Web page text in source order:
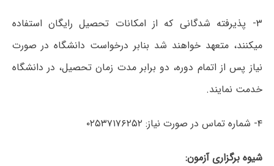
۳- پذیرفته شدگانی که از امکانات تحصیل رایگان استفاده
میکنند، متعهد خواهند شد بنابر درخواست دانشگاه در صورت
نیاز پس از اتمام دوره، دو برابر مدت زمان تحصیل، در دانشگاه
خدمت نمایند.
۴- شماره تماس در صورت نیاز: ۰۲۵۳۷۱۷۶۲۵۲
شیوه برگزاری آزمون: